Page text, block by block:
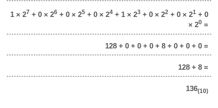
1 × 27 + 0 × 26+ 0 × 25+ 0 × 24+ 1 × 23+ 0 × 22+ 0 × 21+ 0
× 20=
128 + 0 + 0 + 0 + 8 + 0 + 0 + 0 =
128 + 8 =
136(10)